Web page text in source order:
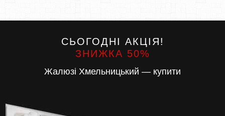
СЬОГОДНІ АКЦІЯ!
ЗНИЖКА 50%
Жалюзі Хмельницький — купити